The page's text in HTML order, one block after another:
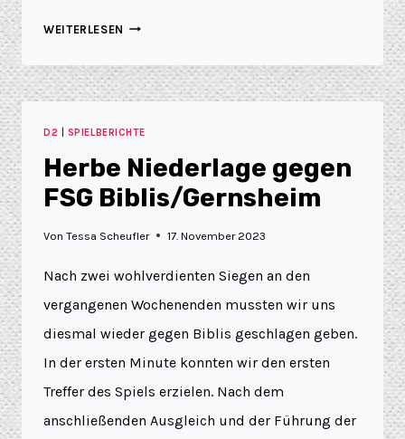
WEITERLESEN
D2 SPIELBERICHTE
Herbe Niederlage gegen
FSG Biblis/Gernsheim
Von Tessa Scheufler 17. November 2023
Nach zwei wohlverdienten Siegen an den
vergangenen Wochenenden mussten wir uns
diesmal wieder gegen Biblis geschlagen geben.
In der ersten Minute konnten wir den ersten
Treffer des Spiels erzielen. Nach dem
anschließenden Ausgleich und der Führung der